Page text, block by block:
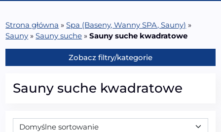
Strona główna »Spa (Baseny, Wanny SPA, Sauny) »
Sauny »Sauny suche »Sauny suche kwadratowe
Zobacz filtry/kategorie
Sauny suche kwadratowe